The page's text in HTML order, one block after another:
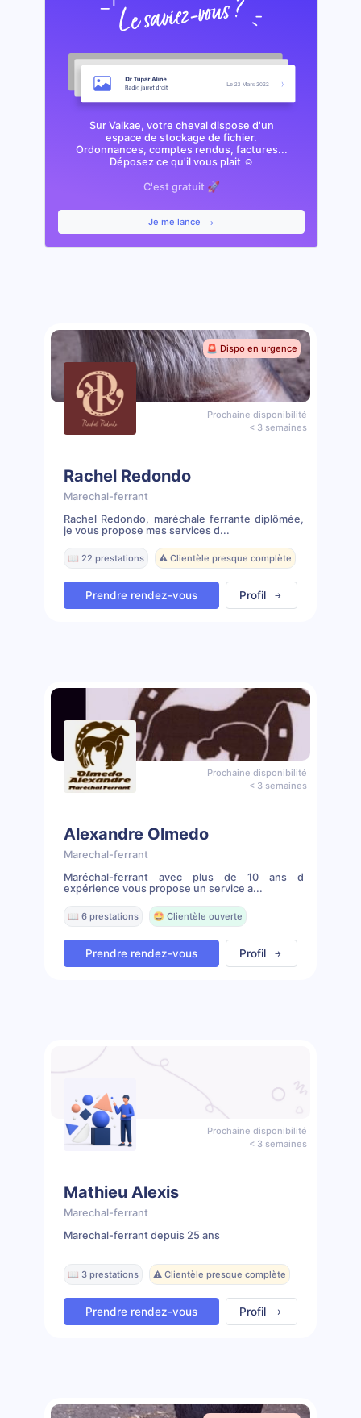
Sur Valkae, votre cheval dispose d'un
espace de stockage de fichier.
Ordonnances, comptes rendus, factures...
Déposez ce qu'il vous plait ☺️
C'est gratuit 🚀
Je me lance
🚨 Dispo en urgence
Prochaine disponibilité
< 3 semaines
Rachel Redondo
Marechal-ferrant
Rachel Redondo, maréchale ferrante diplômée,
je vous propose mes services d...
📖 22 prestations ⚠️ Clientèle presque complète
Prendre rendez-vous Profil
Prochaine disponibilité
< 3 semaines
Alexandre Olmedo
Marechal-ferrant
Maréchal-ferrant avec plus de 10 ans d
expérience vous propose un service a...
📖 6 prestations 🤩 Clientèle ouverte
Prendre rendez-vous Profil
Prochaine disponibilité
< 3 semaines
Mathieu Alexis
Marechal-ferrant
Marechal-ferrant depuis 25 ans
📖 3 prestations ⚠️ Clientèle presque complète
Prendre rendez-vous Profil